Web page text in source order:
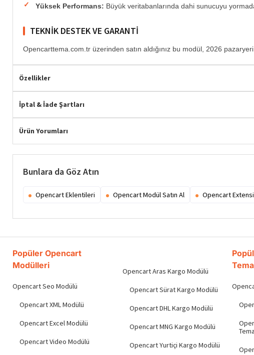
Hemen Teslim
Yüksek Performans: Büyük veritabanlarında dahi sunucuyu
TEKNIK DESTEK VE GARANTI
Opencarttema.com.tr üzerinden satın aldığınız bu modül, 2026
Özellikler
İptal & İade Şartları
Ürün Yorumları
Bunlara da Göz Atın
Opencart Eklentileri Opencart Modül Satın Al Opencart
Popüler Opencart
Modülleri
Opencart Seo Modülü
Opencart XML Modülü
Opencart Excel Modülü
Opencart Video Modülü
Opencart Aras Kargo Modülü
Opencart Sürat Kargo Modülü
Opencart DHL Kargo Modülü
Opencart MNG Kargo Modülü
Opencart Yurtiçi Kargo Modülü